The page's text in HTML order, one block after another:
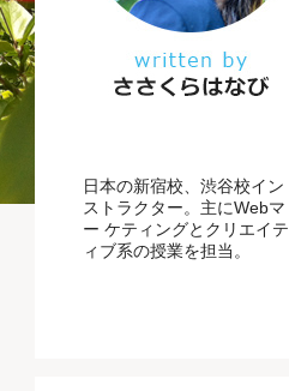
日本の新宿校、渋谷校イン
ストラクター。主にWebマ
ー ケティングとクリエイテ
ィブ系の授業を担当。